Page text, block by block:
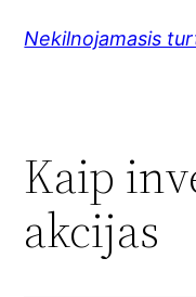
Nekilnojamasis
Kaip
akcijas